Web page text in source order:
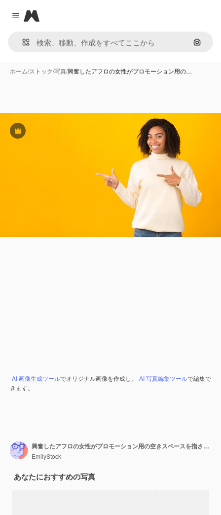
Close menu
Magnific
画像で
ホーム/ストック/写真/興奮したアフロの女性がプロモーション用の…
Premium
AI 画像生成ツールでオリジナル画像を作成し、 AI 写真編集ツールで編集で
きます。
興奮したアフロの女性がプロモーション用の空きスペースを指さしている
EmilyStock
あなたにおすすめの写真